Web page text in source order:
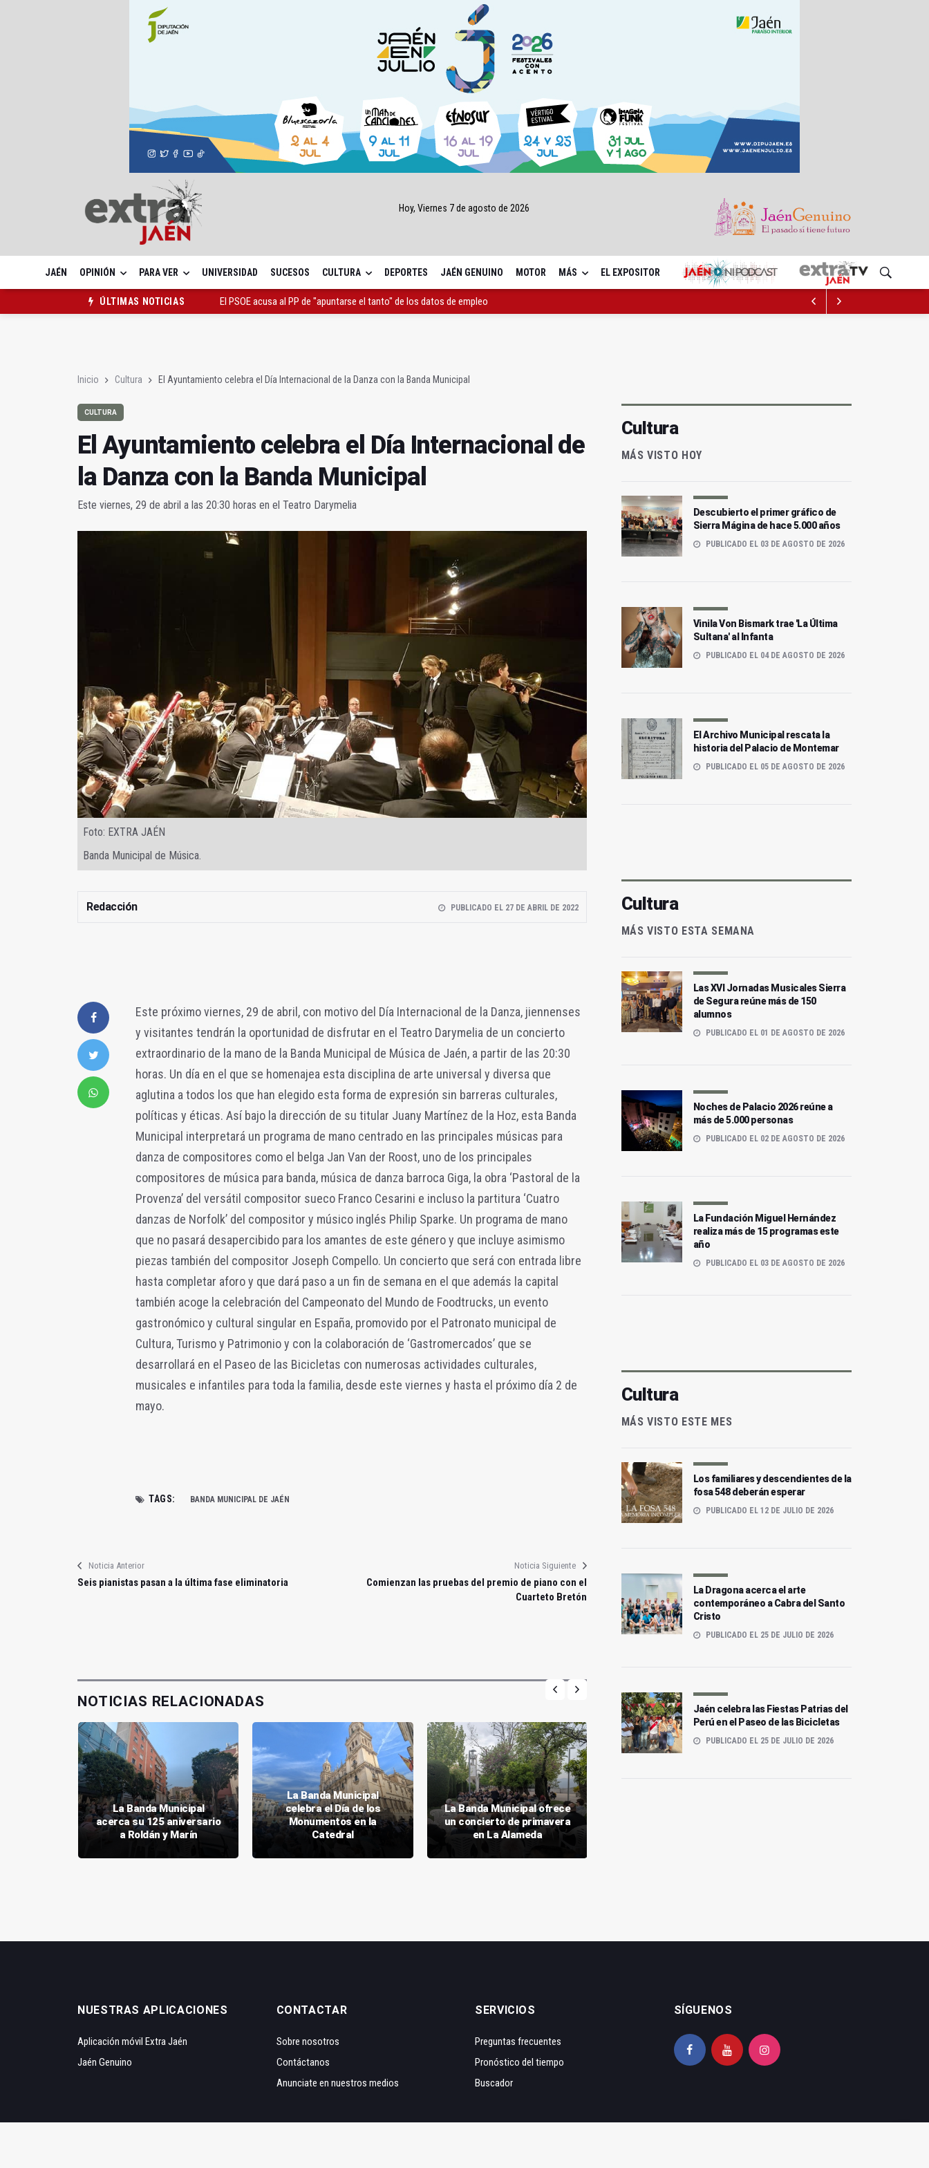
Hoy, Viernes 7 de agosto de 2026
JAÉN OPINIÓN PARA VER UNIVERSIDAD SUCESOS CULTURA DEPORTES JAÉN GENUINO MOTOR MÁS EL EXPOSITOR
ÚLTIMAS NOTICIAS
El Centro Andaluz de las Letras trae a Jaén al filósofo Omar Linares
Inicio Cultura El Ayuntamiento celebra el Día Internacional de la Danza con la Banda Municipal
CULTURA
El Ayuntamiento celebra el Día Internacional de
la Danza con la Banda Municipal
Este viernes, 29 de abril a las 20:30 horas en el Teatro Darymelia
Foto: EXTRA JAÉN
Banda Municipal de Música.
Redacción PUBLICADO EL 27 DE ABRIL DE 2022
Este próximo viernes, 29 de abril, con motivo del Día Internacional de la Danza, jiennenses
y visitantes tendrán la oportunidad de disfrutar en el Teatro Darymelia de un concierto
extraordinario de la mano de la Banda Municipal de Música de Jaén, a partir de las 20:30
horas. Un día en el que se homenajea esta disciplina de arte universal y diversa que
aglutina a todos los que han elegido esta forma de expresión sin barreras culturales,
políticas y éticas. Así bajo la dirección de su titular Juany Martínez de la Hoz, esta Banda
Municipal interpretará un programa de mano centrado en las principales músicas para
danza de compositores como el belga Jan Van der Roost, uno de los principales
compositores de música para banda, música de danza barroca Giga, la obra ‘Pastoral de la
Provenza’ del versátil compositor sueco Franco Cesarini e incluso la partitura ‘Cuatro
danzas de Norfolk’ del compositor y músico inglés Philip Sparke. Un programa de mano
que no pasará desapercibido para los amantes de este género y que incluye asimismo
piezas también del compositor Joseph Compello. Un concierto que será con entrada libre
hasta completar aforo y que dará paso a un fin de semana en el que además la capital
también acoge la celebración del Campeonato del Mundo de Foodtrucks, un evento
gastronómico y cultural singular en España, promovido por el Patronato municipal de
Cultura, Turismo y Patrimonio y con la colaboración de ‘Gastromercados’ que se
desarrollará en el Paseo de las Bicicletas con numerosas actividades culturales,
musicales e infantiles para toda la familia, desde este viernes y hasta el próximo día 2 de
mayo.
TAGS: BANDA MUNICIPAL DE JAÉN
Noticia Anterior
Seis pianistas pasan a la última fase eliminatoria
Noticia Siguiente
Comienzan las pruebas del premio de piano con el
Cuarteto Bretón
NOTICIAS RELACIONADAS
La Banda Municipal
acerca su 125 aniversario
a Roldán y Marín
La Banda Municipal
celebra el Día de los
Monumentos en la
Catedral
La Banda Municipal ofrece
un concierto de primavera
en La Alameda
Cultura
MÁS VISTO HOY
Descubierto el primer gráfico de
Sierra Mágina de hace 5.000 años
PUBLICADO EL 03 DE AGOSTO DE 2026
Vinila Von Bismark trae 'La Última
Sultana' al Infanta
PUBLICADO EL 04 DE AGOSTO DE 2026
El Archivo Municipal rescata la
historia del Palacio de Montemar
PUBLICADO EL 05 DE AGOSTO DE 2026
Cultura
MÁS VISTO ESTA SEMANA
Las XVI Jornadas Musicales Sierra
de Segura reúne más de 150
alumnos
PUBLICADO EL 01 DE AGOSTO DE 2026
Noches de Palacio 2026 reúne a
más de 5.000 personas
PUBLICADO EL 02 DE AGOSTO DE 2026
La Fundación Miguel Hernández
realiza más de 15 programas este
año
PUBLICADO EL 03 DE AGOSTO DE 2026
Cultura
MÁS VISTO ESTE MES
Los familiares y descendientes de la
fosa 548 deberán esperar
PUBLICADO EL 12 DE JULIO DE 2026
La Dragona acerca el arte
contemporáneo a Cabra del Santo
Cristo
PUBLICADO EL 25 DE JULIO DE 2026
Jaén celebra las Fiestas Patrias del
Perú en el Paseo de las Bicicletas
PUBLICADO EL 25 DE JULIO DE 2026
NUESTRAS APLICACIONES
Aplicación móvil Extra Jaén
Jaén Genuino
CONTACTAR
Sobre nosotros
Contáctanos
Anunciate en nuestros medios
SERVICIOS
Preguntas frecuentes
Pronóstico del tiempo
Buscador
SÍGUENOS